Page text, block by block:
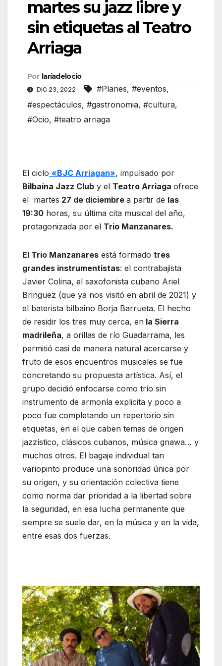
martes su jazz libre y
sin etiquetas al Teatro
Arriaga
Por laríadelocio
DIC 23, 2022 #Planes, #eventos,
#espectáculos, #gastronomia, #cultura,
#Ocio, #teatro arriaga
El ciclo «BJC Arriagan», impulsado por
Bilbaína Jazz Club y el Teatro Arriaga ofrece
el martes 27 de diciembre a partir de las
19:30 horas, su última cita musical del año,
protagonizada por el Trio Manzanares.
El Trio Manzanares está formado tres
grandes instrumentistas: el contrabajista
Javier Colina, el saxofonista cubano Ariel
Bringuez (que ya nos visitó en abril de 2021) y
el baterista bilbaino Borja Barrueta. El hecho
de residir los tres muy cerca, en la Sierra
madrileña, a orillas de río Guadarrama, les
permitió casi de manera natural acercarse y
fruto de esos encuentros musicales se fue
concretando su propuesta artística. Así, el
grupo decidió enfocarse como trío sin
instrumento de armonía explicita y poco a
poco fue completando un repertorio sin
etiquetas, en el que caben temas de origen
jazzístico, clásicos cubanos, música gnawa… y
muchos otros. El bagaje individual tan
variopinto produce una sonoridad única por
su origen, y su orientación colectiva tiene
como norma dar prioridad a la libertad sobre
la seguridad, en esa lucha permanente que
siempre se suele dar, en la música y en la vida,
entre esas dos fuerzas.